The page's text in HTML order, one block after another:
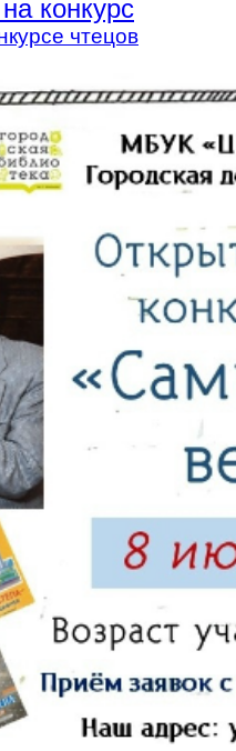
конкурс
чтецов